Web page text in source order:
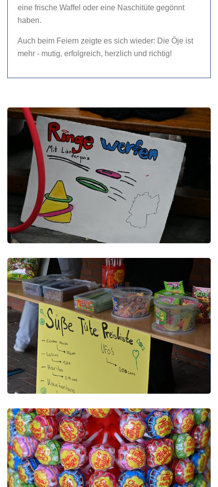
eine frische Waffel oder eine Naschitüte gegönnt
haben.
Auch beim Feiern zeigte es sich wieder: Die Öje ist
mehr - mutig, erfolgreich, herzlich und richtig!